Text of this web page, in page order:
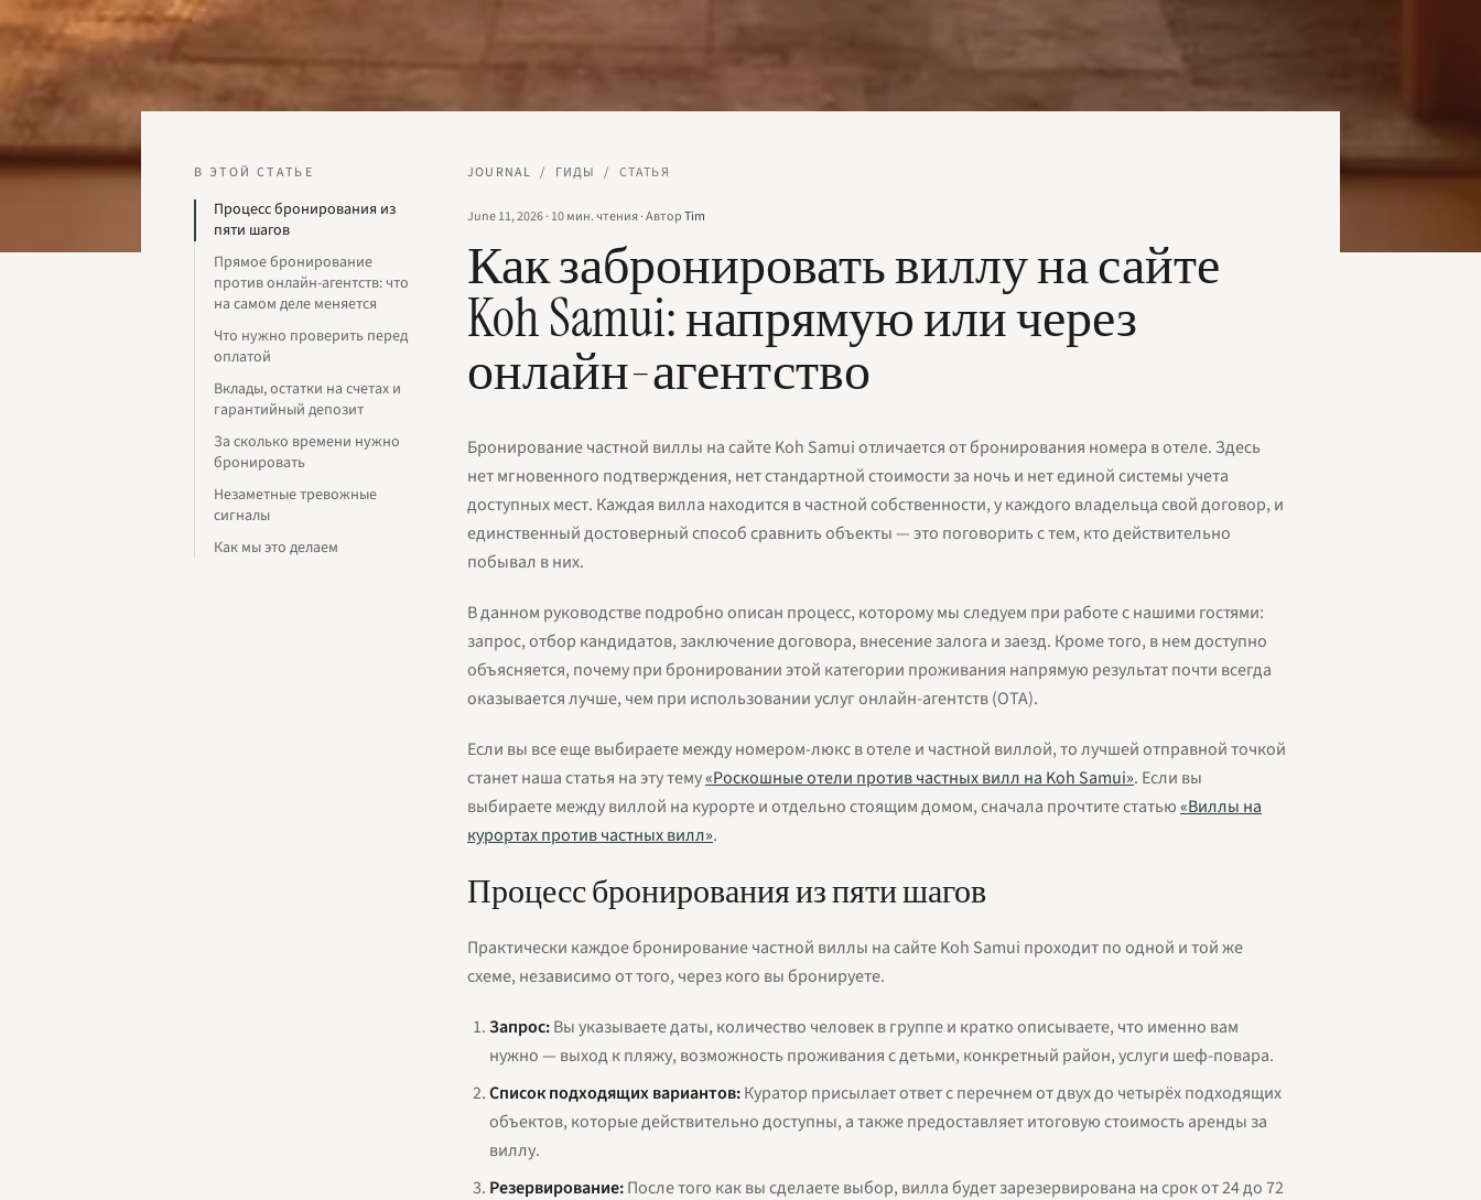
В ЭТОЙ СТАТЬЕ
Процесс бронирования из
пяти шагов
Прямое бронирование
против онлайн-агентств: что
на самом деле меняется
Что нужно проверить перед
оплатой
Вклады, остатки на счетах и
гарантийный депозит
За сколько времени нужно
бронировать
Незаметные тревожные
сигналы
Как мы это делаем
JOURNAL / ГИДЫ / СТАТЬЯ
June 11, 2026· 10мин. чтения·АвторTim
Как забронировать виллу на сайте
Koh Samui: напрямую или через
онлайн-агентство
Бронирование частной виллы на сайте Koh Samui отличается от бронирования номера в отеле. Здесь
нет мгновенного подтверждения, нет стандартной стоимости за ночь и нет единой системы учета
доступных мест. Каждая вилла находится в частной собственности, у каждого владельца свой договор, и
единственный достоверный способ сравнить объекты — это поговорить с тем, кто действительно
побывал в них.
В данном руководстве подробно описан процесс, которому мы следуем при работе с нашими гостями:
запрос, отбор кандидатов, заключение договора, внесение залога и заезд. Кроме того, в нем доступно
объясняется, почему при бронировании этой категории проживания напрямую результат почти всегда
оказывается лучше, чем при использовании услуг онлайн-агентств (OTA).
Если вы все еще выбираете между номером-люкс в отеле и частной виллой, то лучшей отправной точкой
станет наша статья на эту тему«Роскошные отели против частных вилл на Koh Samui». Если вы
выбираете между виллой на курорте и отдельно стоящим домом, сначала прочтите статью«Виллы на
курортах против частных вилл».
Процесс бронирования из пяти шагов
Практически каждое бронирование частной виллы на сайте Koh Samui проходит по одной и той же
схеме, независимо от того, через кого вы бронируете.
Запрос:Вы указываете даты, количество человек в группе и кратко описываете, что именно вам
нужно — выход к пляжу, возможность проживания с детьми, конкретный район, услуги шеф-повара.
Список подходящих вариантов:Куратор присылает ответ с перечнем от двух до четырёх подходящих
объектов, которые действительно доступны, а также предоставляет итоговую стоимость аренды за
виллу.
Резервирование:После того как вы сделаете выбор, вилла будет зарезервирована на срок от 24 до 72